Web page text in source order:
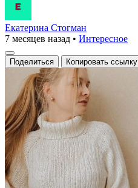
Екатерина Стогман
7 месяцев назад • Интересное
Поделиться Копировать ссылку